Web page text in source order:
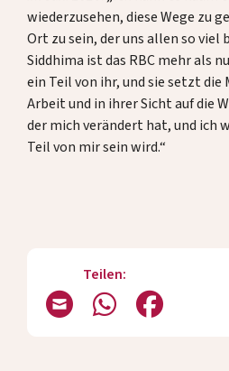
wiederzusehen, diese Wege zu
Ort zu sein, der uns allen so viel
Siddhima ist das RBC mehr als
ein Teil von ihr, und sie setzt die
Arbeit und in ihrer Sicht auf die
der mich verändert hat, und ich
Teil von mir sein wird.“
Teilen: